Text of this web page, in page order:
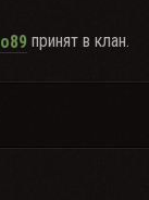
принят в клан.